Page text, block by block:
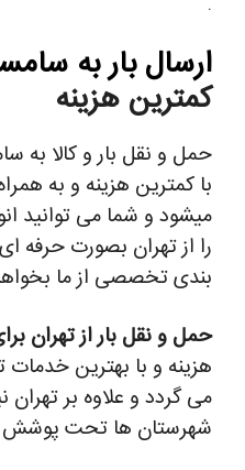
ارسال بار به
کمترین هزینه
حمل و نقل بار و کالا به
با کمترین هزینه و به
میشود و شما می توانید
را از تهران بصورت حرفه
بندی تخصصی از ما
حمل و نقل بار از تهران
هزینه و با بهترین خدمات
می گردد و علاوه بر
شهرستان ها تحت پوشش